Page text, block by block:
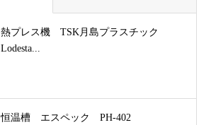
熱プレス機 TSK月島プラスチック
Lodesta...
恒温槽 エスペック PH-402